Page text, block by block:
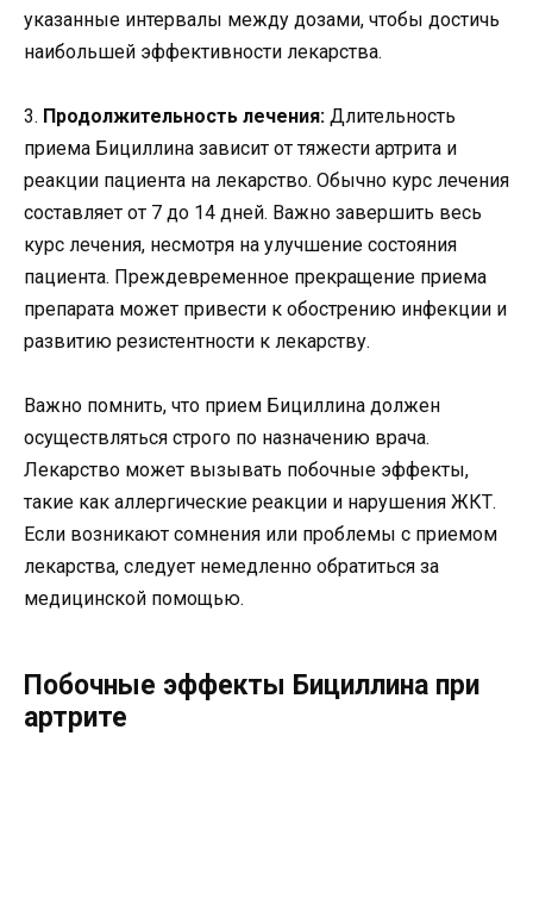
указанные интервалы между дозами, чтобы достичь
наибольшей эффективности лекарства.
3. Продолжительность лечения: Длительность
приема Бициллина зависит от тяжести артрита и
реакции пациента на лекарство. Обычно курс лечения
составляет от 7 до 14 дней. Важно завершить весь
курс лечения, несмотря на улучшение состояния
пациента. Преждевременное прекращение приема
препарата может привести к обострению инфекции и
развитию резистентности к лекарству.
Важно помнить, что прием Бициллина должен
осуществляться строго по назначению врача.
Лекарство может вызывать побочные эффекты,
такие как аллергические реакции и нарушения ЖКТ.
Если возникают сомнения или проблемы с приемом
лекарства, следует немедленно обратиться за
медицинской помощью.
Побочные эффекты Бициллина при
артрите